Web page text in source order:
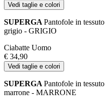
Vedi taglie e colori
SUPERGA Pantofole in tessuto
grigio - GRIGIO
Ciabatte Uomo
€ 34,90
Vedi taglie e colori
SUPERGA Pantofole in tessuto
marrone - MARRONE